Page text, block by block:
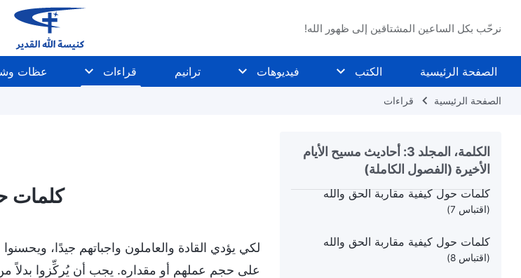
نرحّب بكل الساعين المشتاقين إلى ظهور الله!
الصفحة الرئيسية الكتب فيديوهات ترانيم قراءات عظات
الصفحة الرئيسية قراءات
الكلمة، المجلد 3: أحاديث مسيح الأيام
الأخيرة (الفصول الكاملة)
(اقتباس 2)
كلمات حول كيفية مقاربة الحق والله
كلمات حول كيفية مقاربة الحق والله
(اقتباس 6)
كلمات حول كيفية مقاربة الحق والله
(اقتباس 7)
كلمات حول كيفية مقاربة الحق والله
(اقتباس 8)
كلمات
لكي يؤدي القادة والعاملون واجباتهم جيدًا، ويحسنوا
على حجم عملهم أو مقداره. يجب أن يُركِّزوا بدلاً